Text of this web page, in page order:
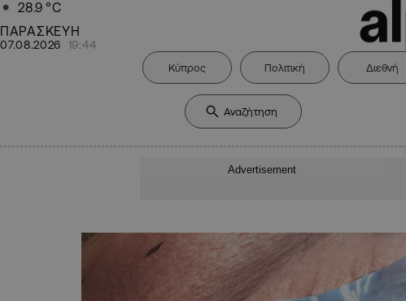
28.9 °C
ΠΑΡΑΣΚΕΥΗ
07.08.2026 19:44
Κύπρος Πολιτική Διεθνή
Advertisement